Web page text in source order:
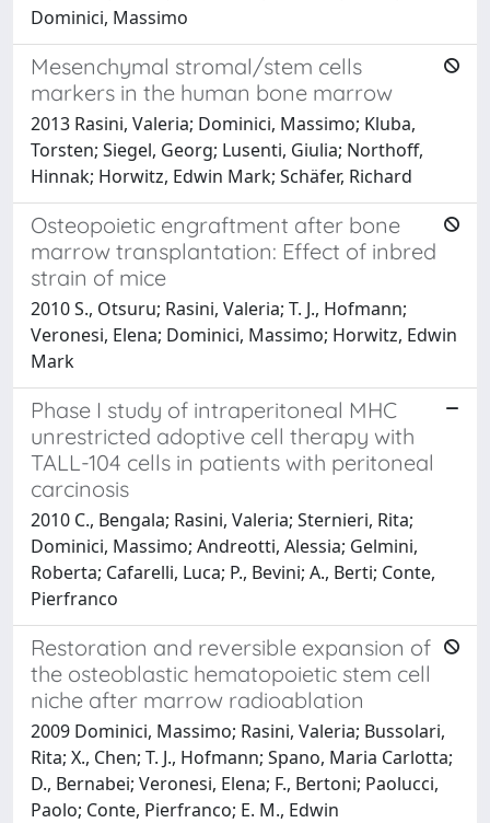
Dominici, Massimo
Mesenchymal stromal/stem cells
markers in the human bone marrow
2013 Rasini, Valeria; Dominici, Massimo; Kluba,
Torsten; Siegel, Georg; Lusenti, Giulia; Northoff,
Hinnak; Horwitz, Edwin Mark; Schäfer, Richard
Osteopoietic engraftment after bone
marrow transplantation: Effect of inbred
strain of mice
2010 S., Otsuru; Rasini, Valeria; T. J., Hofmann;
Veronesi, Elena; Dominici, Massimo; Horwitz, Edwin
Mark
Phase I study of intraperitoneal MHC
unrestricted adoptive cell therapy with
TALL-104 cells in patients with peritoneal
carcinosis
2010 C., Bengala; Rasini, Valeria; Sternieri, Rita;
Dominici, Massimo; Andreotti, Alessia; Gelmini,
Roberta; Cafarelli, Luca; P., Bevini; A., Berti; Conte,
Pierfranco
Restoration and reversible expansion of
the osteoblastic hematopoietic stem cell
niche after marrow radioablation
2009 Dominici, Massimo; Rasini, Valeria; Bussolari,
Rita; X., Chen; T. J., Hofmann; Spano, Maria Carlotta;
D., Bernabei; Veronesi, Elena; F., Bertoni; Paolucci,
Paolo; Conte, Pierfranco; E. M., Edwin